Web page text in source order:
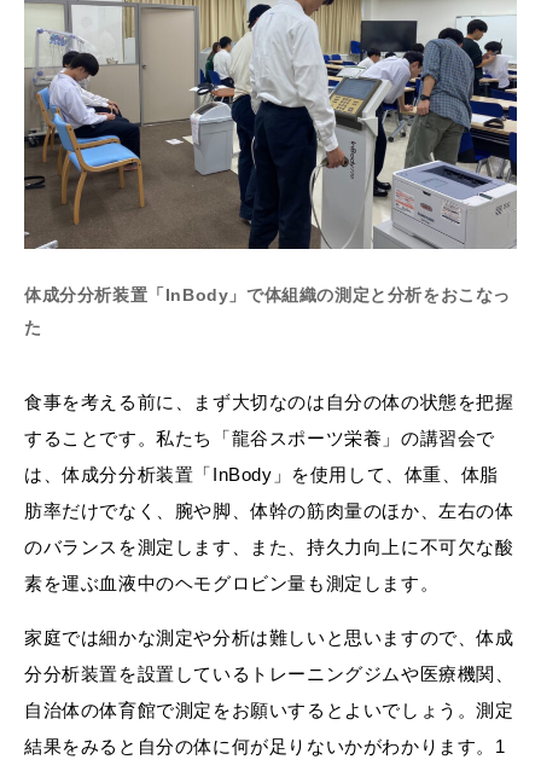
体成分分析装置「InBody」で体組織の測定と分析をおこなっ
た
食事を考える前に、まず大切なのは自分の体の状態を把握
することです。私たち「龍谷スポーツ栄養」の講習会で
は、体成分分析装置「InBody」を使用して、体重、体脂
肪率だけでなく、腕や脚、体幹の筋肉量のほか、左右の体
のバランスを測定します、また、持久力向上に不可欠な酸
素を運ぶ血液中のヘモグロビン量も測定します。
家庭では細かな測定や分析は難しいと思いますので、体成
分分析装置を設置しているトレーニングジムや医療機関、
自治体の体育館で測定をお願いするとよいでしょう。測定
結果をみると自分の体に何が足りないかがわかります。1